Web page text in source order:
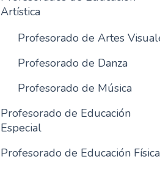
Artística
Profesorado de Artes
Profesorado de Danza
Profesorado de Música
Profesorado de Educación
Especial
Profesorado de Educación Física